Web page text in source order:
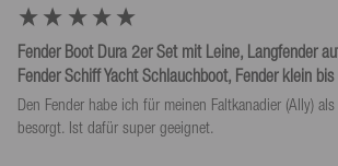
Fender Boot Dura 2er Set mit Leine, Langfender
Fender Schiff Yacht Schlauchboot, Fender klein bis
Den Fender habe ich für meinen Faltkanadier (Ally)
besorgt. Ist dafür super geeignet.